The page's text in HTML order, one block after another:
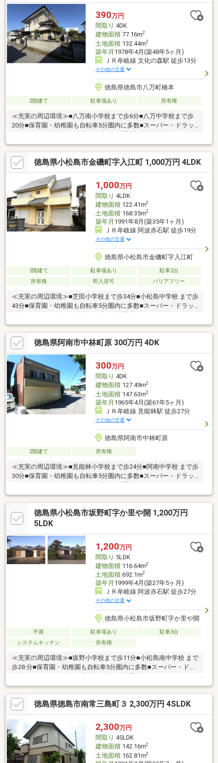
390万円
間取り 4DK
建物面積77.16m2
土地面積132.44m2
築年月 1978年4月(築48年5ヶ月)
ＪＲ牟岐線 文化の森駅 徒歩13分
その他の交通
徳島県徳島市八万町橋本
2階建て 駐車場あり 所有権
≪充実の周辺環境≫■八万南小学校まで歩6分■八万中学校まで歩
20分■保育園・幼稚園も自転車5分圏内に多数■スーパー・ドラッ
徳島県小松島市金磯町字入江町 1,000万円 4LDK
1,000万円
間取り 4LDK
建物面積122.41m2
土地面積168.35m2
築年月 1991年8月(築35年1ヶ月)
ＪＲ牟岐線 阿波赤石駅 徒歩19分
その他の交通
徳島県小松島市金磯町字入江町
2階建て 駐車場あり
駐車2台
所有権
即入居可 バリアフリー
≪充実の周辺環境≫■芝田小学校まで歩34分■小松島中学校 まで歩
43分■保育園・幼稚園も自転車5分圏内に多数■スーパー・ドラッ
徳島県阿南市中林町原 300万円 4DK
300万円
間取り 4DK
建物面積127.49m2
土地面積147.63m2
築年月 1965年4月(築61年5ヶ月)
ＪＲ牟岐線 見能林駅 徒歩27分
その他の交通
徳島県阿南市中林町原
2階建て 所有権
≪充実の周辺環境≫■見能林小学校まで歩24分■阿南中学校 まで歩
30分■保育園・幼稚園も自転車5分圏内に多数■スーパー・ドラッ
徳島県小松島市坂野町字か里や開 1,200万円
5LDK
1,200万円
間取り 5LDK
建物面積116.64m2
土地面積692.1m2
築年月 1999年4月(築27年5ヶ月)
ＪＲ牟岐線 阿波赤石駅 徒歩27分
その他の交通
徳島県小松島市坂野町字か里や開
平屋 駐車場あり
駐車3台
システムキッチン
所有権
≪充実の周辺環境≫■坂野小学校まで歩11分■小松島南中学校 まで
歩28.分■保育園・幼稚園も自転車5分圏内に多数■スーパー・ドラ
徳島県徳島市南常三島町３ 2,300万円 4SLDK
2,300万円
間取り 4SLDK
建物面積142.16m2
土地面積162.81m2